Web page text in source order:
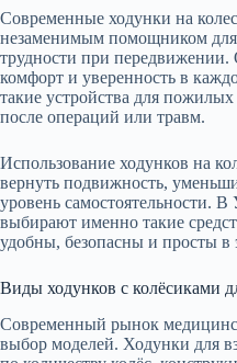
Современные ходунки на
незаменимым помощником
трудности при передвижении.
комфорт и уверенность в
такие устройства для
после операций или травм.
Использование ходунков на
вернуть подвижность,
уровень самостоятельности.
выбирают именно такие
удобны, безопасны и просты в
Виды ходунков с колёсиками
Современный рынок
выбор моделей. Ходунки для